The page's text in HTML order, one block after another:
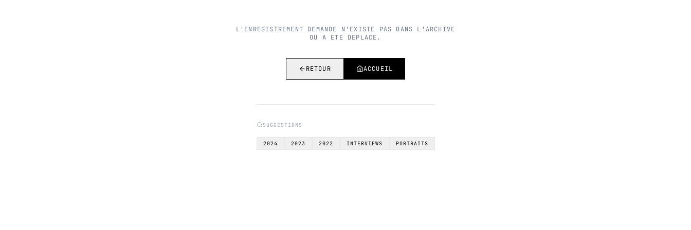
L'ENREGISTREMENT DEMANDE N'EXISTE PAS DANS L'ARCHIVE
OU A ETE DEPLACE.
RETOUR ACCUEIL
SUGGESTIONS
2024 2023 2022 INTERVIEWS PORTRAITS